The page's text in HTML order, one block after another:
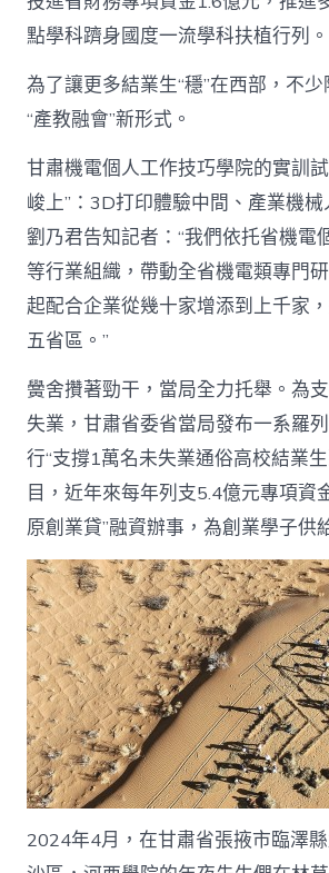
點學科躋身國度一流學科扶植行列。
為了讓更多結業生“穩”在西部，不
“產教融會”新形式。
甘肅機電個人工作技巧學院的實訓
峻上”：3D打印體驗中間、產業機
劉乃君告知記者：“我們依托省機電
等行業組織，帶動全省機電類專門研
起配合企業從幾十家增添到上千家
五省區。”
黌舍攢著勁干，當局全力托舉。為
失業，甘肅省委省當局發布一系羅
行“支撐1萬名未失業通俗高校結業
目，近年來每年列支5.4億元專項資
原創業貸”融資辦事，為創業學子供
2024年4月，在甘肅省張掖市臨澤